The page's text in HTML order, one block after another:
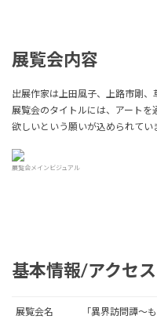
展覧会内容
出展作家は上田風子、上路市剛、
展覧会のタイトルには、アート
欲しいという願いが込められてい
展覧会メインビジュアル
基本情報/アクセス
展覧会名 「異界訪問譚～